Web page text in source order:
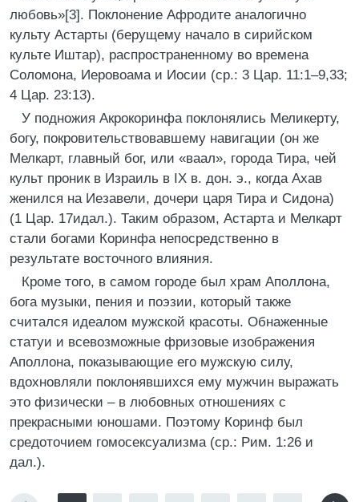
любовь»[3]. Поклонение Афродите аналогично
культу Астарты (берущему начало в сирийском
культе Иштар), распространенному во времена
Соломона, Иеровоама и Иосии (ср.: 3 Цар. 11:1–9,33;
4 Цар. 23:13).
У подножия Акрокоринфа поклонялись Меликерту,
богу, покровительствовавшему навигации (он же
Мелкарт, главный бог, или «ваал», города Тира, чей
культ проник в Израиль в IX в. дон. э., когда Ахав
женился на Иезавели, дочери царя Тира и Сидона)
(1 Цар. 17идал.). Таким образом, Астарта и Мелкарт
стали богами Коринфа непосредственно в
результате восточного влияния.
Кроме того, в самом городе был храм Аполлона,
бога музыки, пения и поэзии, который также
считался идеалом мужской красоты. Обнаженные
статуи и всевозможные фризовые изображения
Аполлона, показывающие его мужскую силу,
вдохновляли поклонявшихся ему мужчин выражать
это физически – в любовных отношениях с
прекрасными юношами. Поэтому Коринф был
средоточием гомосексуализма (ср.: Рим. 1:26 и
дал.).